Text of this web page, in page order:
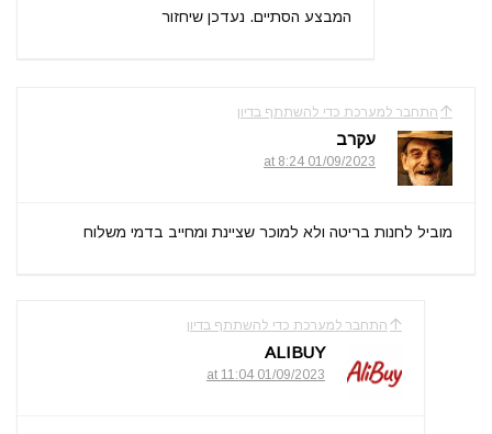
המבצע הסתיים. נעדכן שיחזור
התחבר למערכת כדי להשתתף בדיון
עקרב
01/09/2023 at 8:24
מוביל לחנות בריטה ולא למוכר שציינת ומחייב בדמי משלוח
התחבר למערכת כדי להשתתף בדיון
ALIBUY
01/09/2023 at 11:04